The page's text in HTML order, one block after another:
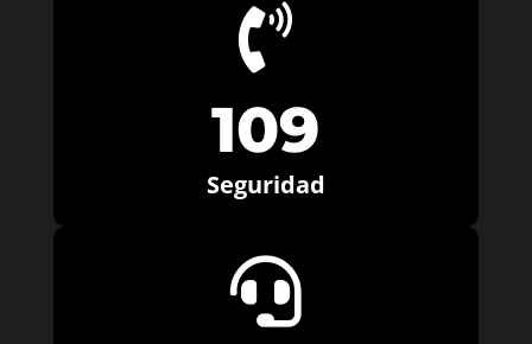

109
Seguridad
